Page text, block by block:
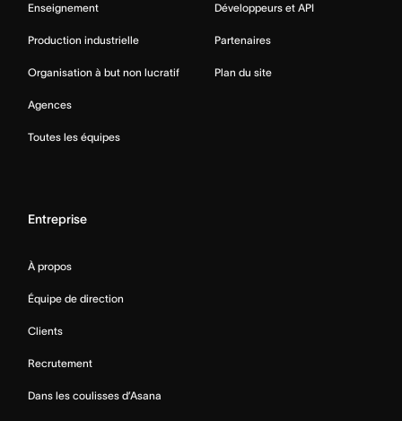
Enseignement
Production industrielle
Organisation à but non lucratif
Agences
Toutes les équipes
Développeurs et API
Partenaires
Plan du site
Entreprise
À propos
Équipe de direction
Clients
Recrutement
Dans les coulisses d’Asana